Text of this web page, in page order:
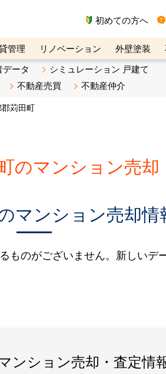
初めての方へ
管理 リノベーション 外壁塗装
ジンBiz 不動産売却ご相談デスク
ータ
シミュレーション 戸建て
不動産売買 不動産仲介
苅田町
のマンション売却
マンション売却情
ものがございません。新しいデ
ンション売却・査定情